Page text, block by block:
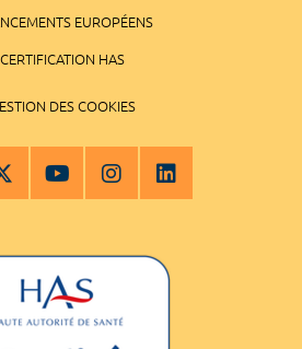
EUROPÉENS
CERTIFICATION HAS
DES COOKIES